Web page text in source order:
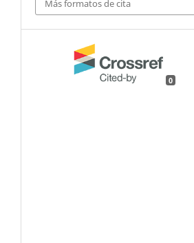
Más formatos de cita
0